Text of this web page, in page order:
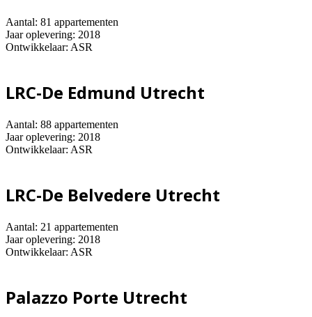
Aantal: 81 appartementen
Jaar oplevering: 2018
Ontwikkelaar: ASR
LRC-De Edmund Utrecht
Aantal: 88 appartementen
Jaar oplevering: 2018
Ontwikkelaar: ASR
LRC-De Belvedere Utrecht
Aantal: 21 appartementen
Jaar oplevering: 2018
Ontwikkelaar: ASR
Palazzo Porte Utrecht